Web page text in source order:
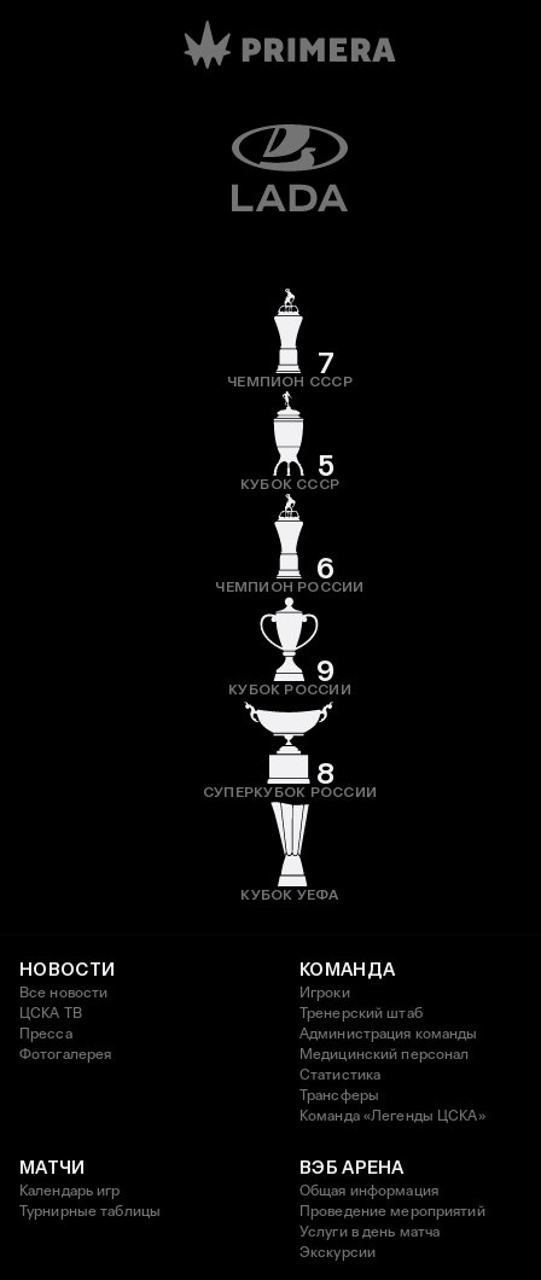
7
ЧЕМПИОН СССР
5
КУБОК СССР
6
ЧЕМПИОН РОССИИ
9
КУБОК РОССИИ
8
СУПЕРКУБОК РОССИИ
КУБОК УЕФА
НОВОСТИ
Все новости
ЦСКА ТВ
Пресса
Фотогалерея
КОМАНДА
Игроки
Тренерский штаб
Администрация команды
Медицинский персонал
Статистика
Трансферы
Команда «Легенды ЦСКА»
МАТЧИ
Календарь игр
Турнирные таблицы
ВЭБ АРЕНА
Общая информация
Проведение мероприятий
Услуги в день матча
Экскурсии